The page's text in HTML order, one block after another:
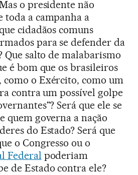
o presidente não
toda a campanha a
cidadãos comuns
para se defender da
Que salto de malabarismo
é bom que os brasileiros
como o Exército, como um
contra um possível golpe
Será que ele se
quem governa a nação
do Estado? Será que
o Congresso ou o
Federal poderiam
de Estado contra ele?